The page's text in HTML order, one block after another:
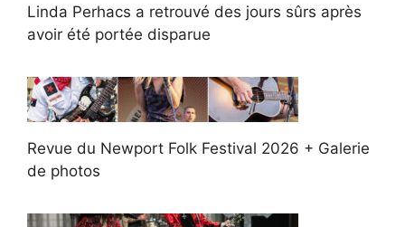
Linda Perhacs a retrouvé des jours sûrs après
avoir été portée disparue
Revue du Newport Folk Festival 2026 + Galerie
de photos